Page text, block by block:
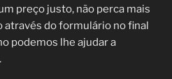
preço justo, não perca mais
do formulário no final
podemos lhe ajudar a